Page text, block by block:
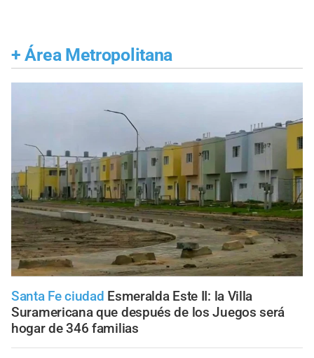
+ Área Metropolitana
Santa Fe ciudad Esmeralda Este II: la Villa
Suramericana que después de los Juegos será
hogar de 346 familias